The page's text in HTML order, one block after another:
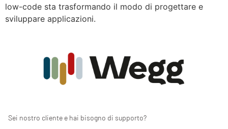
low-code sta trasformando il modo di progettare e
sviluppare applicazioni.
Sei nostro cliente e hai bisogno di supporto?